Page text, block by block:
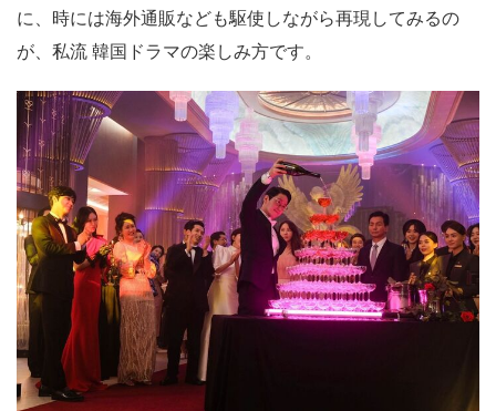
に、時には海外通販なども駆使しながら再現してみるの
が、私流 韓国ドラマの楽しみ方です。